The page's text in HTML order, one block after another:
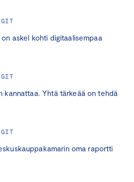
askel kohti digitaalisempaa
kannattaa. Yhtä tärkeää on tehdä
oma raportti